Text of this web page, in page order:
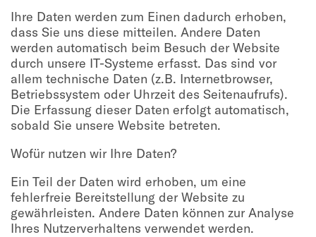
Ihre Daten werden zum Einen dadurch erhoben,
dass Sie uns diese mitteilen. Andere Daten
werden automatisch beim Besuch der Website
durch unsere IT-Systeme erfasst. Das sind vor
allem technische Daten (z.B. Internetbrowser,
Betriebssystem oder Uhrzeit des Seitenaufrufs).
Die Erfassung dieser Daten erfolgt automatisch,
sobald Sie unsere Website betreten.
Wofür nutzen wir Ihre Daten?
Ein Teil der Daten wird erhoben, um eine
fehlerfreie Bereitstellung der Website zu
gewährleisten. Andere Daten können zur Analyse
Ihres Nutzerverhaltens verwendet werden.